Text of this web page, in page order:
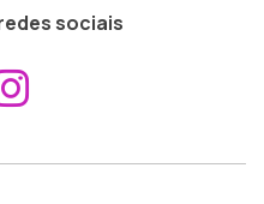
sociais
ao